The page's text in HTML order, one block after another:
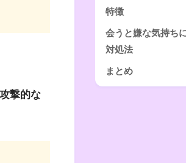
撃的な
特徴
会うと嫌な気持ち
対処法
まとめ